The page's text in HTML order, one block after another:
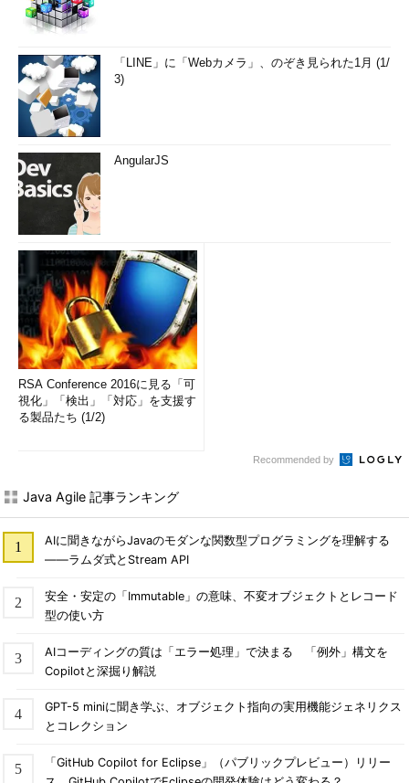
「LINE」に「Webカメラ」、のぞき見られた1月 (1/
3)
AngularJS
RSA Conference 2016に見る「可
視化」「検出」「対応」を支援す
る製品たち (1/2)
Recommended by
Java Agile 記事ランキング
AIに聞きながらJavaのモダンな関数型プログラミングを理解する
――ラムダ式とStream API
安全・安定の「Immutable」の意味、不変オブジェクトとレコード
型の使い方
AIコーディングの質は「エラー処理」で決まる 「例外」構文を
Copilotと深掘り解説
GPT-5 miniに聞き学ぶ、オブジェクト指向の実用機能ジェネリクス
とコレクション
「GitHub Copilot for Eclipse」（パブリックプレビュー）リリー